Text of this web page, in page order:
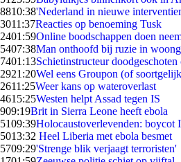
8810:38'Nederland in nieuwe
3011:37Reacties op benoeming Tusk
2401:59Online boodschappen doen
5407:38Man onthoofd bij ruzie in
7401:13Schietinstructeur
2921:20Wel eens Groupon (of
2611:25Weer kans op wateroverlast
4615:25Westen helpt Assad tegen IS
909:19Brit in Sierra Leone heeft ebola
5109:39Holocaustoverlevenden: boycot
5013:32 Heel Liberia met ebola besmet
5709:29'Strenge blik verjaagt terroristen'